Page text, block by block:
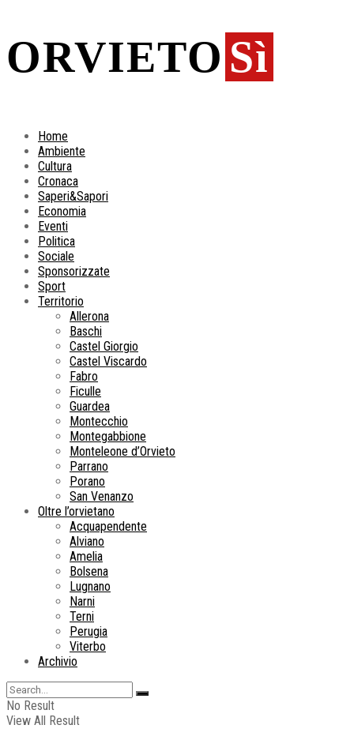
ORVIETO Sì
Home
Ambiente
Cultura
Cronaca
Saperi&Sapori
Economia
Eventi
Politica
Sociale
Sponsorizzate
Sport
Territorio
Allerona
Baschi
Castel Giorgio
Castel Viscardo
Fabro
Ficulle
Guardea
Montecchio
Montegabbione
Monteleone d’Orvieto
Parrano
Porano
San Venanzo
Oltre l’orvietano
Acquapendente
Alviano
Amelia
Bolsena
Lugnano
Narni
Terni
Perugia
Viterbo
Archivio
No Result
View All Result